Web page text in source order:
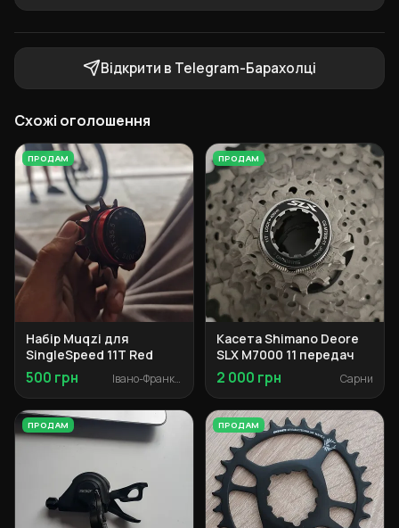
Відкрити в Telegram-Барахолці
Схожі оголошення
ПРОДАМ
Набір Muqzi для
SingleSpeed 11T Red
500 грн Івано-Франківськ
ПРОДАМ
Касета Shimano Deore
SLX M7000 11 передач
2 000 грн Сарни
ПРОДАМ ПРОДАМ